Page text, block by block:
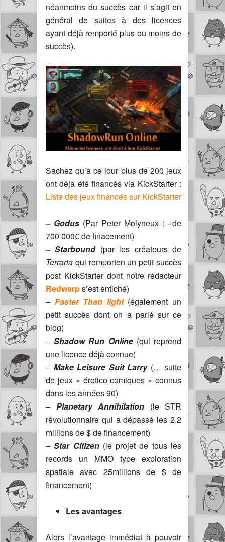
néanmoins du succès car il s’agit en
général de suites à des licences
ayant déjà remporté plus ou moins de
succès).
Sachez qu’à ce jour plus de 200 jeux
ont déjà été financés via KickStarter :
Liste des jeux financés sur KickStarter
– Godus (Par Peter Molyneux : +de
700 000€ de finacement)
– Starbound (par les créateurs de
Terraria qui remporten un petit succès
post KickStarter dont notre rédacteur
Redwarps’est entiché)
– Faster Than light(également un
petit succès dont on a parlé sur ce
blog)
–Shadow Run Online(qui reprend
une licence déjà connue)
– Make Leisure Suit Larry(… suite
de jeux « érotico-comiques » connus
dans les années 90)
– Planetary Annihilation (le STR
révolutionnaire qui a dépassé les 2,2
millions de $ de financement)
– Star Citizen(le projet de tous les
records un MMO type exploration
spatiale avec 25millions de $ de
financement)
Les avantages
Alors l’avantage immédiat à pouvoir